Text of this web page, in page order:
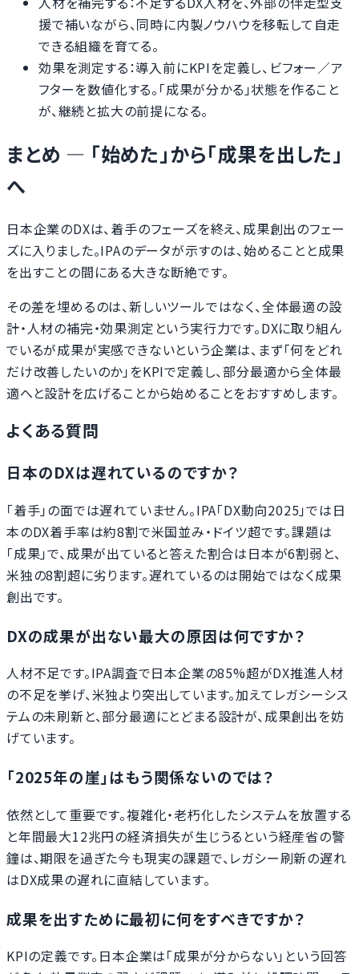
援で補いながら、同時に内製ノウハウを移転して自走
できる組織を育てる。
効果を測定する：導入前にKPIを定義し、ビフォー／ア
フターを数値化する。「成果が分かる」状態を作ること
が、継続と拡大の前提になる。
まとめ ― 「始めた」から「成果を出した」
へ
日本企業のDXは、着手のフェーズを終え、成果創出のフェー
ズに入りました。IPAのデータが示すのは、始めることと成果
を出すことの間にある大きな断絶です。
その差を埋めるのは、新しいツールではなく、全体最適の設
計・人材の補完・効果測定という実行力です。DXに取り組ん
でいるが成果が実感できないという企業は、まず「何をどれ
だけ改善したいのか」をKPIで定義し、部分最適から全体最
適へと設計を広げることから始めることをおすすめします。
よくある質問
日本のDXは遅れているのですか？
「着手」の面では遅れていません。IPA「DX動向2025」では日
本のDX着手率は約8割で米国並み・ドイツ超です。課題は
「成果」で、成果が出ていると答えた割合は日本が6割弱と、
米独の8割超に劣ります。遅れているのは開始ではなく成果
創出です。
DXの成果が出ない最大の原因は何ですか？
人材不足です。IPA調査で日本企業の85%超がDX推進人材
の不足を挙げ、米独より突出しています。加えてレガシーシス
テムの未刷新と、部分最適にとどまる設計が、成果創出を妨
げています。
「2025年の崖」はもう関係ないのでは？
依然として重要です。複雑化・老朽化したシステムを放置する
と年間最大12兆円の経済損失が生じうるという経産省の警
鐘は、期限を過ぎた今も現実の課題で、レガシー刷新の遅れ
はDX成果の遅れに直結しています。
成果を出すために最初に何をすべきですか？
KPIの定義です。日本企業は「成果が分からない」という回答